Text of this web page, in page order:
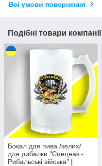
Всі умови повернення
Подібні товари компанії
Бокал для пива /келих/
для рибалки "Спецназ -
Рибальські війська" |